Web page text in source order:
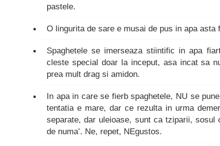
pastele.
O lingurita de sare e musai de pus in apa asta
Spaghetele se imerseaza stiintific in apa
cleste special doar la inceput, asa incat sa
prea mult drag si amidon.
In apa in care se fierb spaghetele, NU se
tentatia e mare, dar ce rezulta in urma
separate, dar uleioase, sunt ca tziparii, sosul
de numa’. Ne, repet, NEgustos.